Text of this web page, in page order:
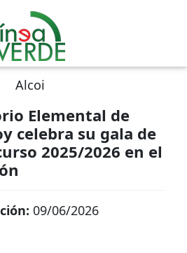
Alcoi
Elemental de
celebra su gala de
2025/2026 en el
09/06/2026